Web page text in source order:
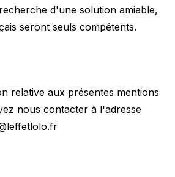
d'une solution amiable,
seront seuls compétents.
relative aux présentes mentions
nous contacter à l'adresse